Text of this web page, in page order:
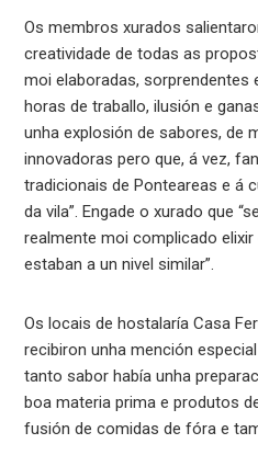
Os membros xurados
creatividade de todas as
moi elaboradas, sorprendentes
horas de traballo, ilusión e
unha explosión de sabores, de
innovadoras pero que, á vez,
tradicionais de Ponteareas e á
da vila”. Engade o xurado que
realmente moi complicado
estaban a un nivel similar”.
Os locais de hostalaría Casa
recibiron unha mención
tanto sabor había unha
boa materia prima e produtos
fusión de comidas de fóra e